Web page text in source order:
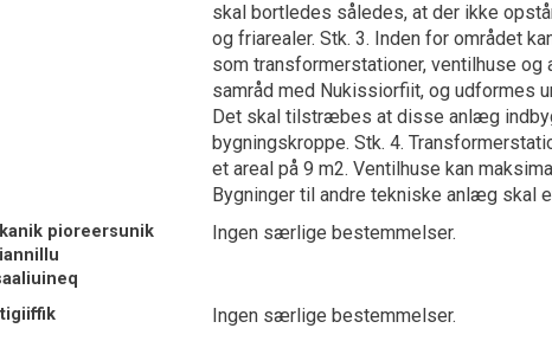
skal bortledes således, at der ikke
og friarealer. Stk. 3. Inden for området
som transformerstationer, ventilhuse
samråd med Nukissiorfiit, og udformes
Det skal tilstræbes at disse anlæg
bygningskroppe. Stk. 4.
et areal på 9 m2. Ventilhuse kan
Bygninger til andre tekniske anlæg skal
pioreersunik
Ingen særlige bestemmelser.
Ingen særlige bestemmelser.